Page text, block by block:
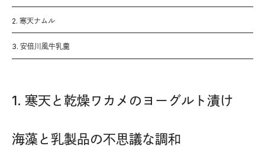
2. 寒天ナムル
3. 安倍川風牛乳羹
1. 寒天と乾燥ワカメのヨーグルト漬け
海藻と乳製品の不思議な調和